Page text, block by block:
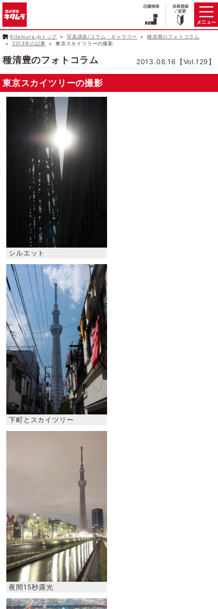
Kitamura.jpトップ 写真講座/コラム・ギャラリー
種清豊のフォトコラム
2013年の記事
東京スカイツリーの撮影
種清豊のフォトコラム 2013.08.16【Vol.129】
東京スカイツリーの撮影